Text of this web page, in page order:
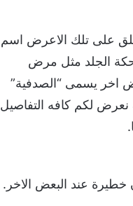
على تلك الاعرض اسم
الجلد مثل مرض
اخر يسمى “الصدفية”
نعرض لكم كافه التفاصيل
عند البعض الاخر.